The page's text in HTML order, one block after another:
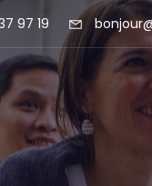
97 19